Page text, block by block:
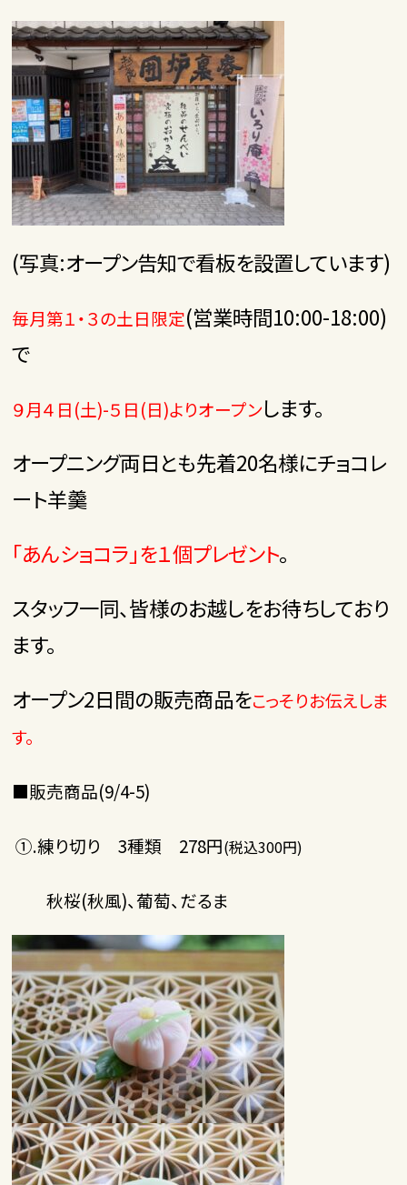
(写真:オープン告知で看板を設置しています)
毎月第１・３の土日限定(営業時間10:00-18:00)
で
９月４日(土)-５日(日)よりオープンします。
オープニング両日とも先着20名様にチョコレ
ート羊羹
「あんショコラ」を１個プレゼント。
スタッフ一同、皆様のお越しをお待ちしており
ます。
オープン2日間の販売商品をこっそりお伝えしま
す。
■販売商品(9/4-5)
①.練り切り 3種類 278円(税込300円)
秋桜(秋風)、葡萄、だるま